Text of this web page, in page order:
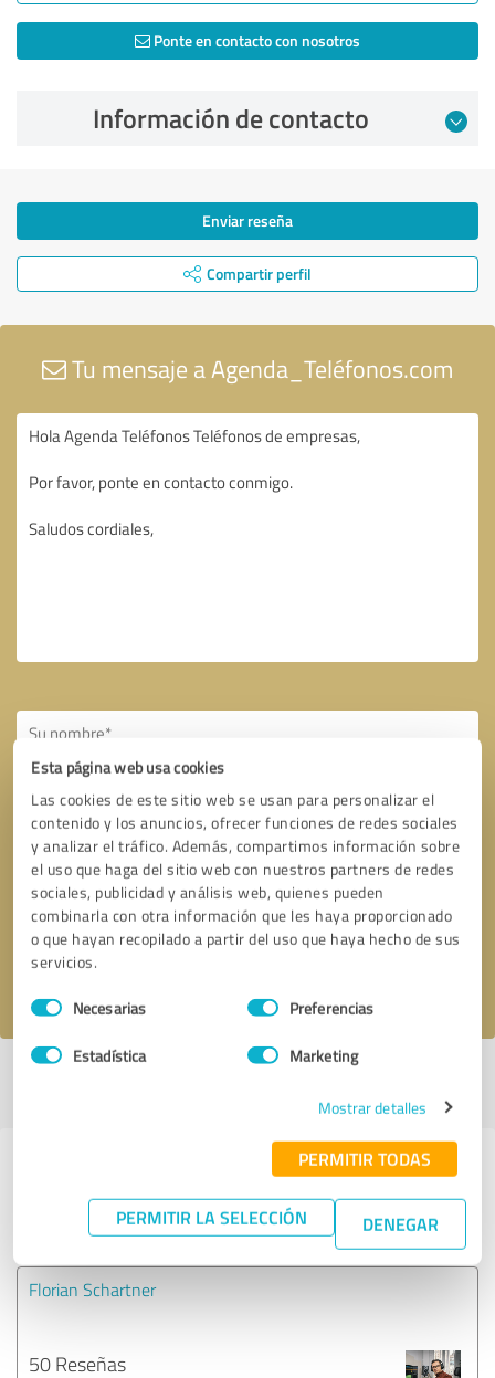
Esta página web usa cookies
Las cookies de este sitio web se usan para personalizar el
contenido y los anuncios, ofrecer funciones de redes sociales
y analizar el tráfico. Además, compartimos información sobre
el uso que haga del sitio web con nuestros partners de redes
sociales, publicidad y análisis web, quienes pueden
combinarla con otra información que les haya proporcionado
o que hayan recopilado a partir del uso que haya hecho de sus
servicios.
Selección
de
Necesarias Preferencias
Estadística Marketing
Mostrar detalles
PERMITIR TODAS
PERMITIR LA SELECCIÓN DENEGAR
Ponte en contacto con nosotros
Información de contacto
Enviar reseña
Compartir perfil
Tu mensaje a Agenda_Teléfonos.com
Solicitar una llamada * campos obligatorios
Enviar reseña
Experiencias con otros
proveedores de servicios del sector
Servicios
Florian Schartner
50 Reseñas